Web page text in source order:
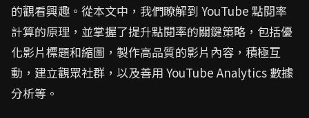
的觀看興趣。從本文中，我們瞭解到 YouTube 點閱率
計算的原理，並掌握了提升點閱率的關鍵策略，包括優
化影片標題和縮圖，製作高品質的影片內容，積極互
動，建立觀眾社群，以及善用 YouTube Analytics 數據
分析等。